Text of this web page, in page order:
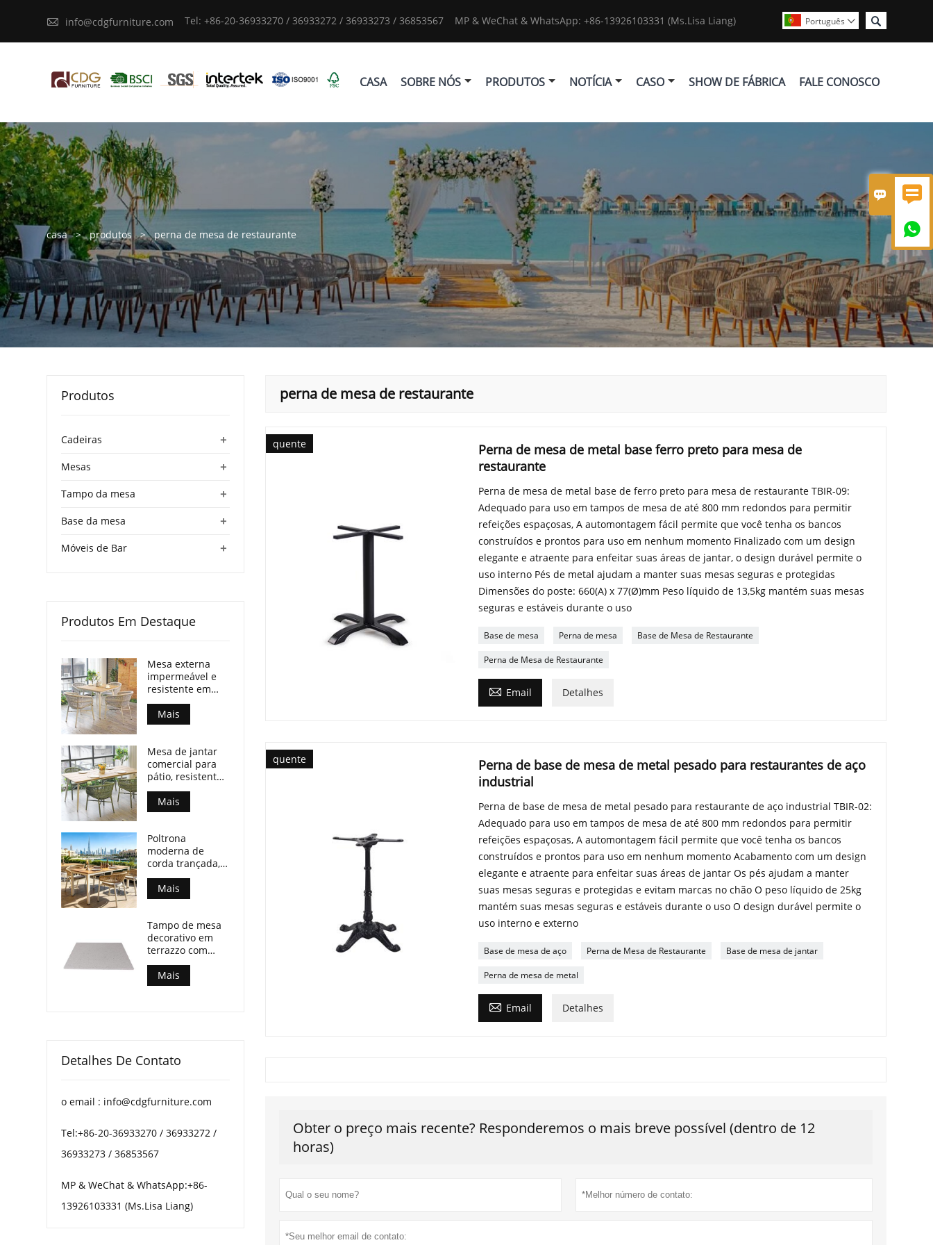
 

 info@cdgfurniture.com Tel: +86-20-36933270 / 36933272 / 36933273 / 36853567 MP & WeChat & WhatsApp: +86-13926103331 (Ms.Lisa Liang) 
Português 
CASA SOBRE NÓS PRODUTOS NOTÍCIA CASO SHOW DE FÁBRICA FALE CONOSCO
casa > produtos > perna de mesa de restaurante
perna de mesa de restaurante
quente
Perna de mesa de metal base ferro preto para mesa de
restaurante
Perna de mesa de metal base de ferro preto para mesa de restaurante TBIR-09:
Adequado para uso em tampos de mesa de até 800 mm redondos para permitir
refeições espaçosas, A automontagem fácil permite que você tenha os bancos
construídos e prontos para uso em nenhum momento Finalizado com um design
elegante e atraente para enfeitar suas áreas de jantar, o design durável permite o
uso interno Pés de metal ajudam a manter suas mesas seguras e protegidas
Dimensões do poste: 660(A) x 77(Ø)mm Peso líquido de 13,5kg mantém suas mesas
seguras e estáveis ​​durante o uso
Base de mesa Perna de mesa Base de Mesa de Restaurante
Perna de Mesa de Restaurante
 Email Detalhes
quente
Perna de base de mesa de metal pesado para restaurantes de aço
industrial
Perna de base de mesa de metal pesado para restaurante de aço industrial TBIR-02:
Adequado para uso em tampos de mesa de até 800 mm redondos para permitir
refeições espaçosas, A automontagem fácil permite que você tenha os bancos
construídos e prontos para uso em nenhum momento Acabamento com um design
elegante e atraente para enfeitar suas áreas de jantar Os pés ajudam a manter
suas mesas seguras e protegidas e evitam marcas no chão O peso líquido de 25kg
mantém suas mesas seguras e estáveis ​​durante o uso O design durável permite o
uso interno e externo
Base de mesa de aço Perna de Mesa de Restaurante Base de mesa de jantar
Perna de mesa de metal
 Email Detalhes
Obter o preço mais recente? Responderemos o mais breve possível (dentro de 12
horas)
Produtos
+
Cadeiras
+
Mesas
+
Tampo da mesa
+
Base da mesa
+
Móveis de Bar
Produtos Em Destaque
Mesa externa
impermeável e
resistente em
madeira
compensada com
pés de alumínio
comerciais.
Mais
Mesa de jantar
comercial para
pátio, resistente
às intempéries,
com tampo de
madeira
pés de alumínio.
Mais
Poltrona
moderna de
corda trançada,
resistente a
todas as
condições
espaços de
refeições ao ar
livre.
Mais
Tampo de mesa
decorativo em
terrazzo com
múltiplos
padrões para
mesas de centro
Mais
Detalhes De Contato
o email : info@cdgfurniture.com
Tel:+86-20-36933270 / 36933272 /
36933273 / 36853567
MP & WeChat & WhatsApp:+86-
13926103331 (Ms.Lisa Liang)